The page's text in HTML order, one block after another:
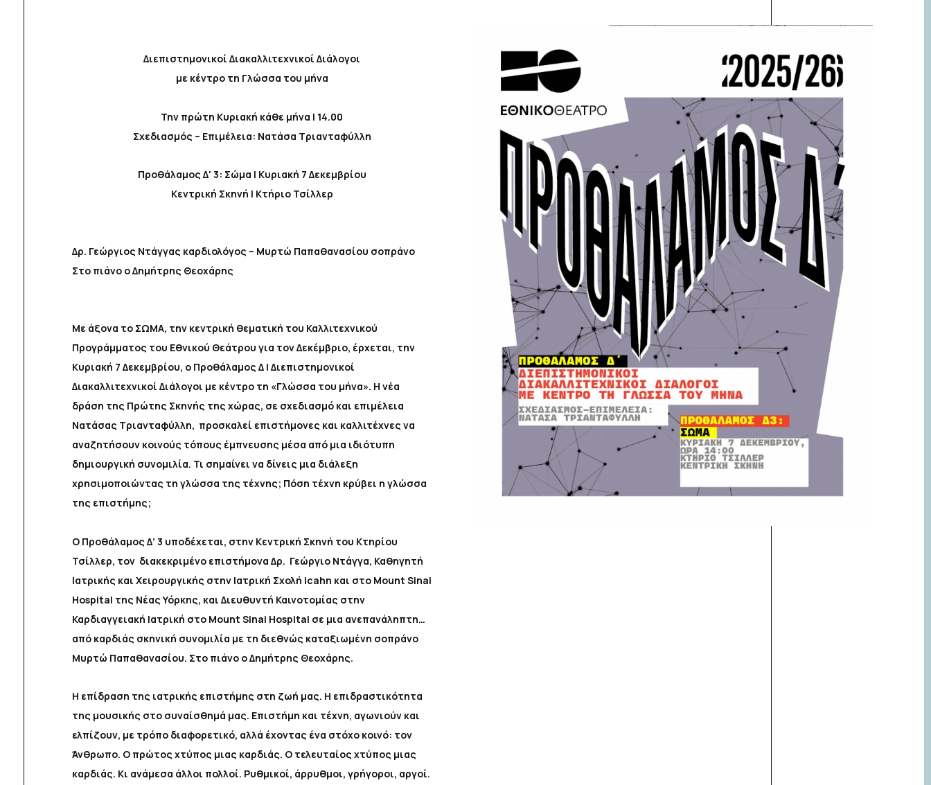
Διεπιστημονικοί Διακαλλιτεχνικοί Διάλογοι
με κέντρο τη Γλώσσα του μήνα
Την πρώτη Κυριακή κάθε μήνα | 14.00
Σχεδιασμός – Επιμέλεια: Νατάσα Τριανταφύλλη
Προθάλαμος Δ' 3: Σώμα | Κυριακή 7 Δεκεμβρίου
Κεντρική Σκηνή | Κτήριο Τσίλλερ
Δρ. Γεώργιος Ντάγγας καρδιολόγος – Μυρτώ Παπαθανασίου σοπράνο
Στο πιάνο ο Δημήτρης Θεοχάρης
Με άξονα το ΣΩΜΑ, την κεντρική θεματική του Καλλιτεχνικού
Προγράμματος του Εθνικού Θεάτρου για τον Δεκέμβριο, έρχεται, την
Κυριακή 7 Δεκεμβρίου, ο Προθάλαμος Δ | Διεπιστημονικοί
Διακαλλιτεχνικοί Διάλογοι με κέντρο τη «Γλώσσα του μήνα». Η νέα
δράση της Πρώτης Σκηνής της χώρας, σε σχεδιασμό και επιμέλεια
Νατάσας Τριανταφύλλη, προσκαλεί επιστήμονες και καλλιτέχνες να
αναζητήσουν κοινούς τόπους έμπνευσης μέσα από μια ιδιότυπη
δημιουργική συνομιλία. Τι σημαίνει να δίνεις μια διάλεξη
χρησιμοποιώντας τη γλώσσα της τέχνης; Πόση τέχνη κρύβει η γλώσσα
της επιστήμης;
Ο Προθάλαμος Δ’ 3 υποδέχεται, στην Κεντρική Σκηνή του Κτηρίου
Τσίλλερ, τον διακεκριμένο επιστήμονα Δρ. Γεώργιο Ντάγγα, Καθηγητή
Ιατρικής και Χειρουργικής στην Ιατρική Σχολή Icahn και στο Mount Sinai
Hospital της Νέας Υόρκης, και Διευθυντή Καινοτομίας στην
Καρδιαγγειακή Ιατρική στο Mount Sinai Hospital σε μια ανεπανάληπτη…
από καρδιάς σκηνική συνομιλία με τη διεθνώς καταξιωμένη σοπράνο
Μυρτώ Παπαθανασίου. Στο πιάνο ο Δημήτρης Θεοχάρης.
Η επίδραση της ιατρικής επιστήμης στη ζωή μας. Η επιδραστικότητα
της μουσικής στο συναίσθημά μας. Επιστήμη και τέχνη, αγωνιούν και
ελπίζουν, με τρόπο διαφορετικό, αλλά έχοντας ένα στόχο κοινό: τον
Άνθρωπο. Ο πρώτος χτύπος μιας καρδιάς. Ο τελευταίος χτύπος μιας
καρδιάς. Κι ανάμεσα άλλοι πολλοί. Ρυθμικοί, άρρυθμοι, γρήγοροι, αργοί.